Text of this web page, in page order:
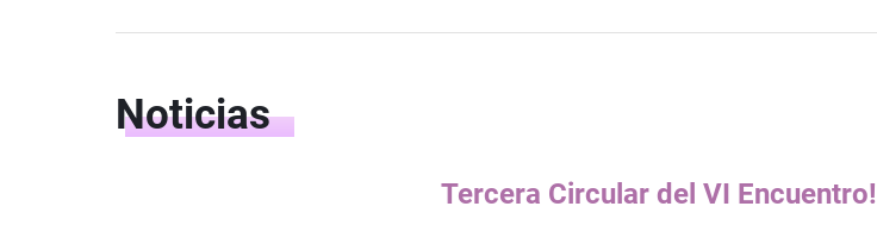
Noticias
Tercera Circular del VI Encuentro!